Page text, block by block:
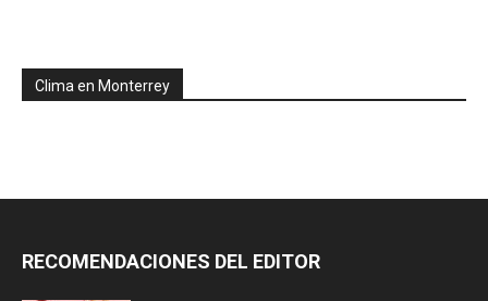
Clima en Monterrey
RECOMENDACIONES DEL EDITOR